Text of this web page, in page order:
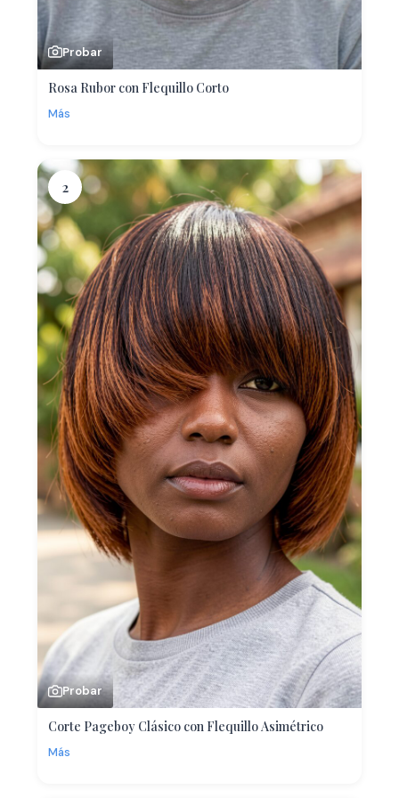
Probar
Rosa Rubor con Flequillo Corto
Más
2
Probar
Corte Pageboy Clásico con Flequillo Asimétrico
Más